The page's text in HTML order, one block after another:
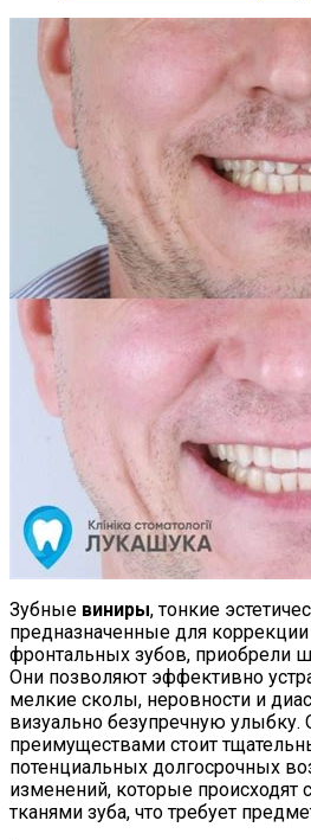
Зубные виниры, тонкие
предназначенные для
фронтальных зубов, приобрели
Они позволяют эффективно
мелкие сколы, неровности и
визуально безупречную улыбку.
преимуществами стоит
потенциальных долгосрочных
изменений, которые происходят
тканями зуба, что требует